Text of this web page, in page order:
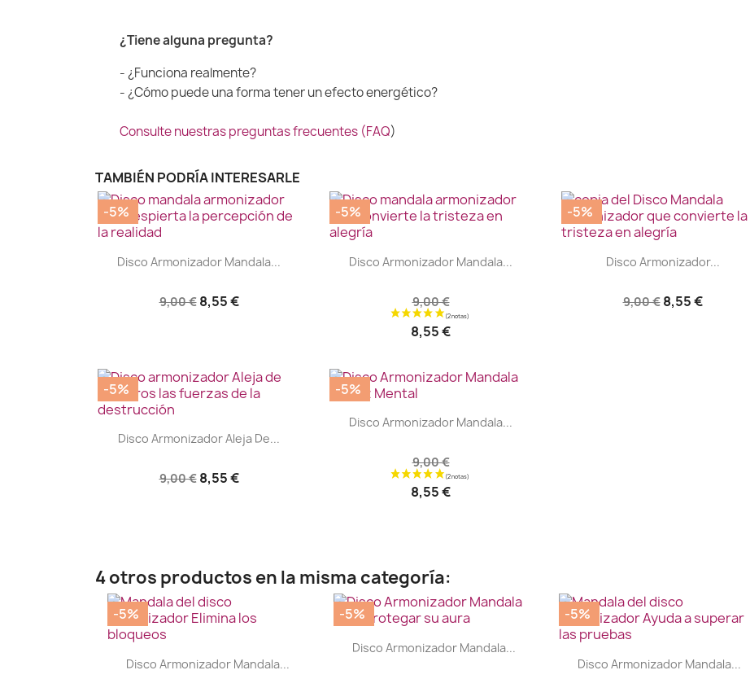
¿Tiene alguna pregunta?
- ¿Funciona realmente?
- ¿Cómo puede una forma tener un efecto energético?
Consulte nuestras preguntas frecuentes (FAQ)
TAMBIÉN PODRÍA INTERESARLE
| 
Disco Armonizador Mandala...
9,00 € 8,55 €
-5%
| 
Disco Armonizador Mandala...
9,00 €
8,55 €
-5%
| 
Disco Armonizador...
9,00 € 8,55 €
-5%
| 
Disco Armonizador Aleja De...
9,00 € 8,55 €
-5%
| 
Disco Armonizador Mandala...
9,00 €
8,55 €
-5%
4 otros productos en la misma categoría:
| 
Disco Armonizador Mandala...
-5%
| 
Disco Armonizador Mandala...
-5%
| 
Disco Armonizador Mandala...
-5%